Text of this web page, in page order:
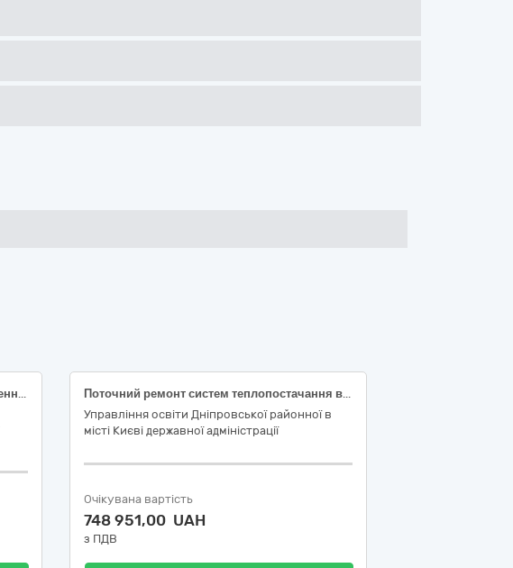
“Поточний ремонт частини системи опалення в приміщенні закладу дошкільної освіти (ясла-садок) №32 Рівненської міської ради за адресою: м. Рівне, вул. Василя Червонія, 61А” (НК 018:2023 – 1263 Будівлі закладів освіти та дослідних закладів) (ДК 021:2015 - 45450000-6 Інші завершальні будівельні роботи)
Поточний ремонт систем теплопостачання в Гімназії № 182 Дніпровського району м. Києва
Управління освіти Дніпровської районної в
місті Києві державної адміністрації
Очікувана вартість
748 951,00 UAH
з ПДВ